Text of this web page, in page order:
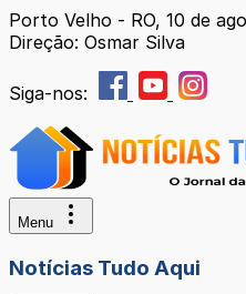
Porto Velho - RO, 10 de
Direção: Osmar Silva
Siga-nos:
Menu
Notícias Tudo Aqui